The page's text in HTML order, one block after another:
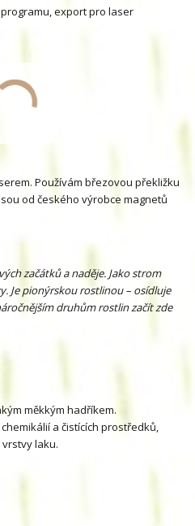
export pro laser
Používám březovou překližku
od českého výrobce magnetů
začátků a naděje. Jako strom
Je pionýrskou rostlinou – osídluje
druhům rostlin začít zde
měkkým hadříkem.
a čistících prostředků,
laku.